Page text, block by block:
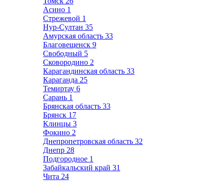
Асино 1
Стрежевой 1
Нур-Султан 35
Амурская область 33
Благовещенск 9
Свободный 5
Сковородино 2
Карагандинская область 33
Караганда 25
Темиртау 6
Сарань 1
Брянская область 33
Брянск 17
Клинцы 3
Фокино 2
Днепропетровская область 32
Днепр 28
Подгородное 1
Забайкальский край 31
Чита 24